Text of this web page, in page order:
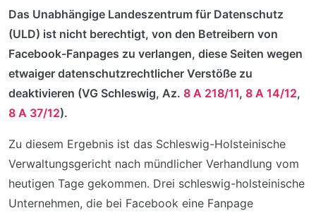
Das Unabhängige Landeszentrum für Datenschutz
(ULD) ist nicht berechtigt, von den Betreibern von
Facebook-Fanpages zu verlangen, diese Seiten wegen
etwaiger datenschutzrechtlicher Verstöße zu
deaktivieren (VG Schleswig, Az. 8 A 218/11, 8 A 14/12,
8 A 37/12).
Zu diesem Ergebnis ist das Schleswig-Holsteinische
Verwaltungsgericht nach mündlicher Verhandlung vom
heutigen Tage gekommen. Drei schleswig-holsteinische
Unternehmen, die bei Facebook eine Fanpage